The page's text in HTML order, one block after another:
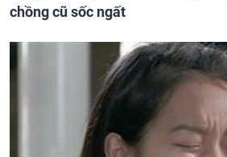
chồng cũ sốc ngất